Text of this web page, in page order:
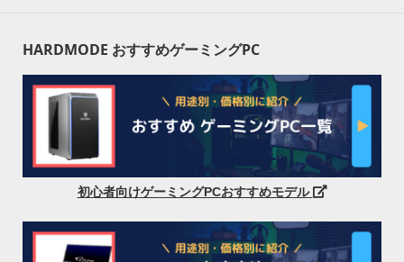
HARDMODE おすすめゲーミングPC
初心者向けゲーミングPCおすすめモデル